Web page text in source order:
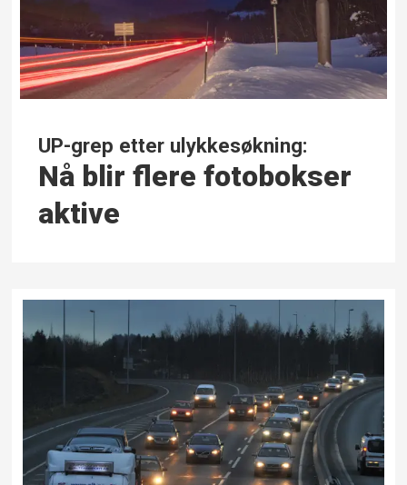
UP-grep etter ulykkesøkning:
Nå blir flere fotobokser
aktive